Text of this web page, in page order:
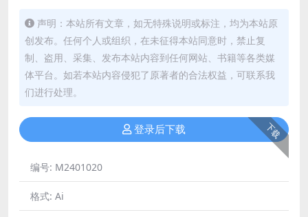
声明：本站所有文章，如无特殊说明或标注，均为本站原
创发布。任何个人或组织，在未征得本站同意时，禁止复
制、盗用、采集、发布本站内容到任何网站、书籍等各类媒
体平台。如若本站内容侵犯了原著者的合法权益，可联系我
们进行处理。
下载
登录后下载
编号: M2401020
格式: Ai